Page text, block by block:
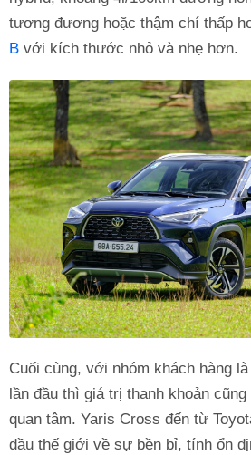
tương đương hoặc thậm chí thấp
B với kích thước nhỏ và nhẹ hơn.
Cuối cùng, với nhóm khách hàng
lần đầu thì giá trị thanh khoản
quan tâm. Yaris Cross đến từ
đầu thế giới về sự bền bỉ, tính ổn